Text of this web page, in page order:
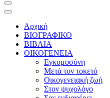
Αρχική
ΒΙΟΓΡΑΦΙΚΟ
ΒΙΒΛΙΑ
ΟΙΚΟΓΕΝΕΙΑ
Εγκυμοσύνη
Μετά τον τοκετό
Οικογενειακή ζωή
Στον ψυχολόγο